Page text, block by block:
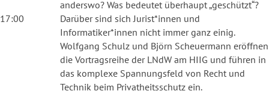
17:00
anderswo? Was bedeutet überhaupt „geschützt“?
Darüber sind sich Jurist*innen und
Informatiker*innen nicht immer ganz einig.
Wolfgang Schulz und Björn Scheuermann eröffnen
die Vortragsreihe der LNdW am HIIG und führen in
das komplexe Spannungsfeld von Recht und
Technik beim Privatheitsschutz ein.